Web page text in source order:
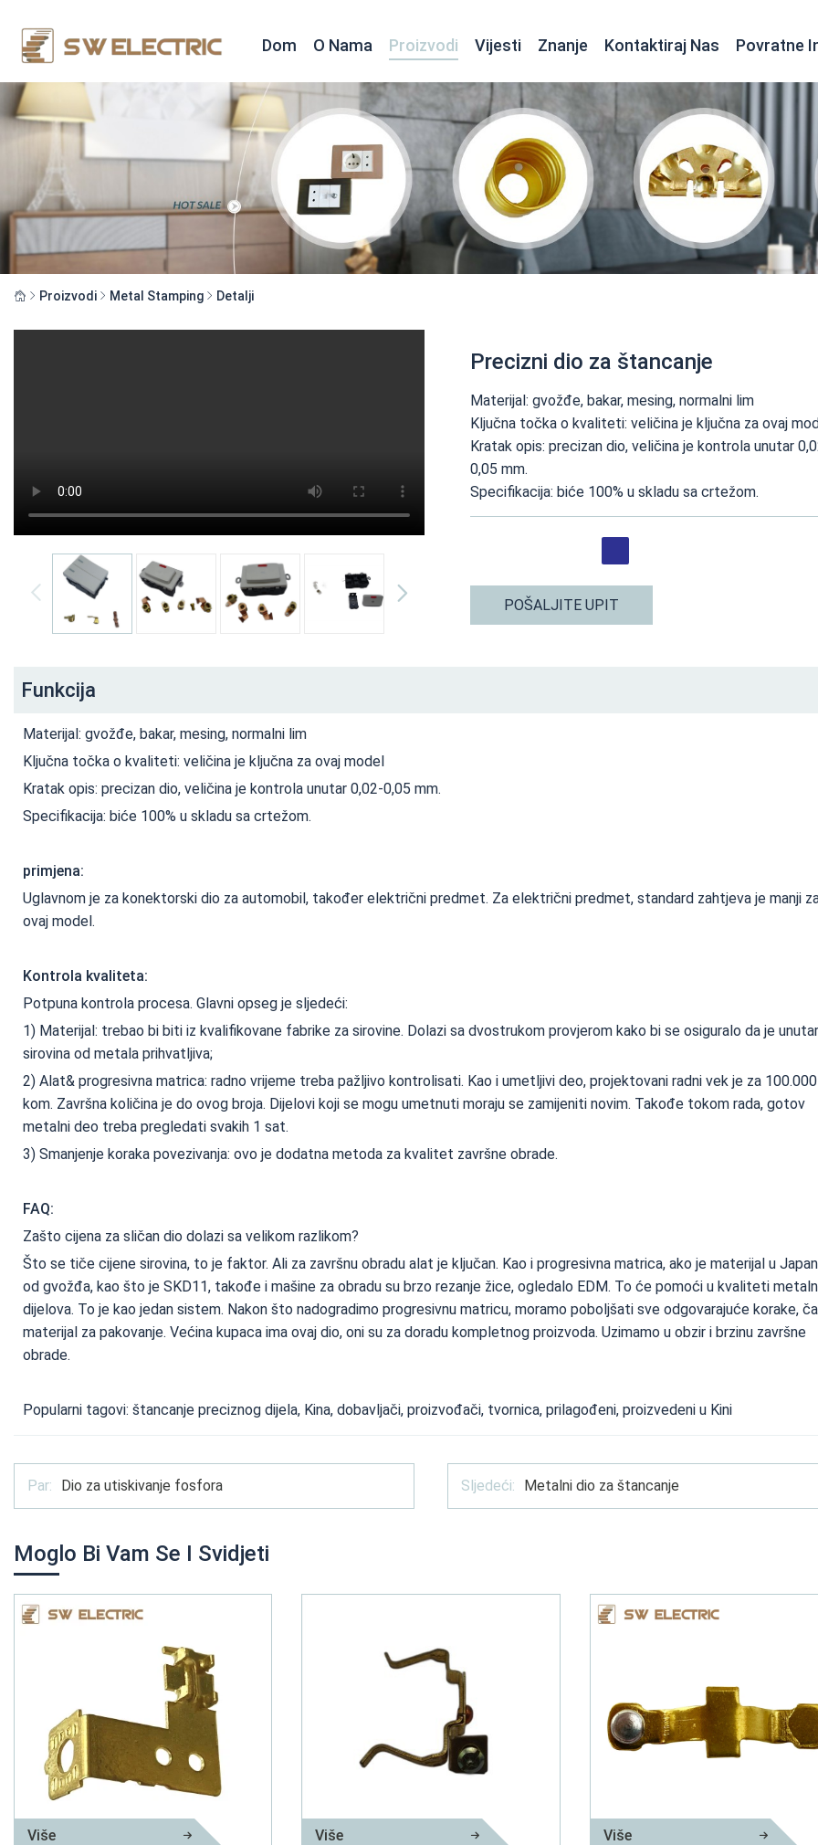
Dom O Nama Proizvodi Vijesti Znanje Kontaktiraj Nas Povratne
Proizvodi Metal Stamping Detalji
Precizni dio za štancanje
Materijal: gvožđe, bakar, mesing, normalni lim
Ključna točka o kvaliteti: veličina je ključna za ovaj
Kratak opis: precizan dio, veličina je kontrola unutar
0,05 mm.
Specifikacija: biće 100% u skladu sa crtežom.
POŠALJITE UPIT
Funkcija
Materijal: gvožđe, bakar, mesing, normalni lim
Ključna točka o kvaliteti: veličina je ključna za ovaj model
Kratak opis: precizan dio, veličina je kontrola unutar 0,02-0,05 mm.
Specifikacija: biće 100% u skladu sa crtežom.
primjena:
Uglavnom je za konektorski dio za automobil, također električni predmet. Za električni predmet, standard zahtjeva je manji
ovaj model.
Kontrola kvaliteta:
Potpuna kontrola procesa. Glavni opseg je sljedeći:
1) Materijal: trebao bi biti iz kvalifikovane fabrike za sirovine. Dolazi sa dvostrukom provjerom kako bi se osiguralo da je
sirovina od metala prihvatljiva;
2) Alat& progresivna matrica: radno vrijeme treba pažljivo kontrolisati. Kao i umetljivi deo, projektovani radni vek je za 100.000
kom. Završna količina je do ovog broja. Dijelovi koji se mogu umetnuti moraju se zamijeniti novim. Takođe tokom rada, gotov
metalni deo treba pregledati svakih 1 sat.
3) Smanjenje koraka povezivanja: ovo je dodatna metoda za kvalitet završne obrade.
FAQ:
Zašto cijena za sličan dio dolazi sa velikom razlikom?
Što se tiče cijene sirovina, to je faktor. Ali za završnu obradu alat je ključan. Kao i progresivna matrica, ako je materijal u
od gvožđa, kao što je SKD11, takođe i mašine za obradu su brzo rezanje žice, ogledalo EDM. To će pomoći u kvaliteti
dijelova. To je kao jedan sistem. Nakon što nadogradimo progresivnu matricu, moramo poboljšati sve odgovarajuće korake,
materijal za pakovanje. Većina kupaca ima ovaj dio, oni su za doradu kompletnog proizvoda. Uzimamo u obzir i brzinu završne
obrade.
Popularni tagovi: štancanje preciznog dijela, Kina, dobavljači, proizvođači, tvornica, prilagođeni, proizvedeni u Kini
Par: Dio za utiskivanje fosfora Sljedeći: Metalni dio za štancanje
Moglo Bi Vam Se I Svidjeti
Više
Više
Više